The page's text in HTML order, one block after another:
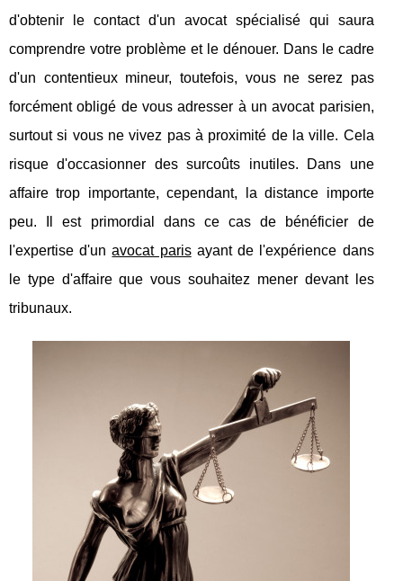
d'obtenir le contact d'un avocat spécialisé qui saura
comprendre votre problème et le dénouer. Dans le cadre
d'un contentieux mineur, toutefois, vous ne serez pas
forcément obligé de vous adresser à un avocat parisien,
surtout si vous ne vivez pas à proximité de la ville. Cela
risque d'occasionner des surcoûts inutiles. Dans une
affaire trop importante, cependant, la distance importe
peu. Il est primordial dans ce cas de bénéficier de
l'expertise d'unavocat parisayant de l'expérience dans
le type d'affaire que vous souhaitez mener devant les
tribunaux.